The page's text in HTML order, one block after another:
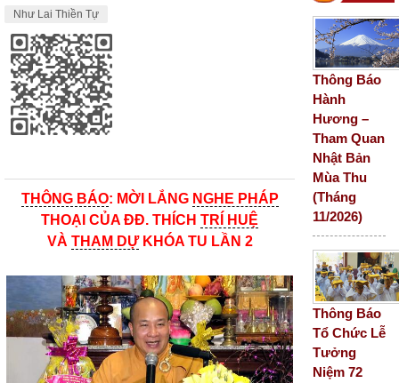
Như Lai Thiền Tự
THÔNG BÁO: MỜI LẮNG NGHE PHÁP
THOẠI CỦA ĐĐ. THÍCH TRÍ HUỆ
VÀ THAM DỰKHÓA TU LẦN 2
Thông Báo
Hành
Hương –
Tham Quan
Nhật Bản
Mùa Thu
(Tháng
11/2026)
Thông Báo
Tổ Chức Lễ
Tưởng
Niệm 72